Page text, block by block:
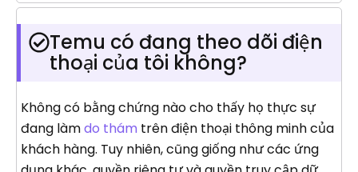
Temu có đang theo dõi điện
thoại của tôi không?
Không có bằng chứng nào cho thấy họ thực sự
đang làmdo thám trên điện thoại thông minh của
khách hàng. Tuy nhiên, cũng giống như các ứng